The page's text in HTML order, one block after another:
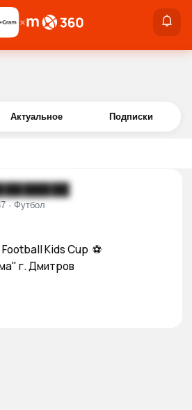
Войти
×
Актуальное Подписки
· Футбол
Football Kids Cup  ⚽
г. Дмитров